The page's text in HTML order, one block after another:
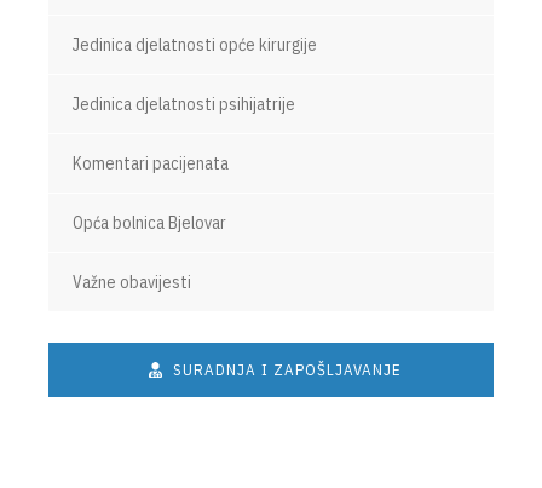
Jedinica djelatnosti opće kirurgije
Jedinica djelatnosti psihijatrije
Komentari pacijenata
Opća bolnica Bjelovar
Važne obavijesti
SURADNJA I ZAPOŠLJAVANJE